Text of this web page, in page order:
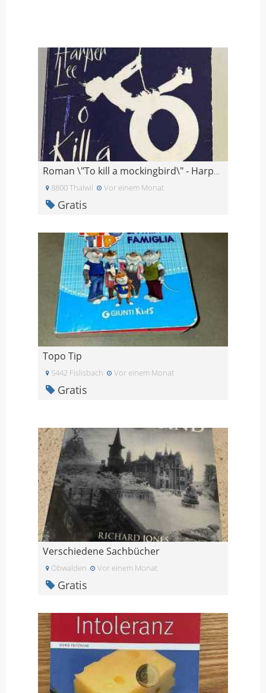
Roman \"To kill a mockingbird\" - Harper Lee
8800 Thalwil Vor einem Monat
Gratis
Topo Tip
5442 Fislisbach Vor einem Monat
Gratis
Verschiedene Sachbücher
Obwalden Vor einem Monat
Gratis